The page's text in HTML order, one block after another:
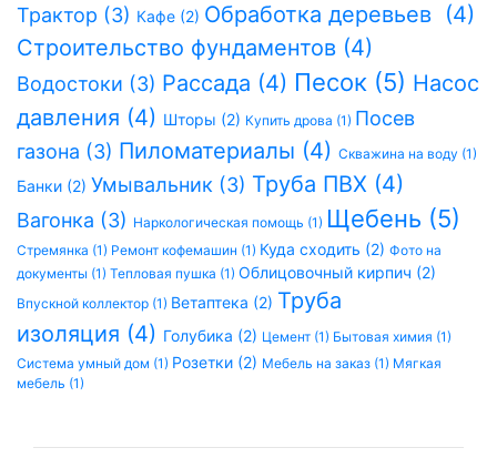
Трактор (3) Кафе (2) Обработка деревьев (4)
Строительство фундаментов (4)
Водостоки (3) Рассада (4) Песок (5) Насос
давления (4) Шторы (2) Купить дрова (1) Посев
газона (3) Пиломатериалы (4) Скважина на воду (1)
Банки (2) Умывальник (3) Труба ПВХ (4)
Вагонка (3) Наркологическая помощь (1) Щебень (5)
Стремянка (1) Ремонт кофемашин (1) Куда сходить (2) Фото на
документы (1) Тепловая пушка (1) Облицовочный кирпич (2)
Впускной коллектор (1) Ветаптека (2) Труба
изоляция (4) Голубика (2) Цемент (1) Бытовая химия (1)
Система умный дом (1) Розетки (2) Мебель на заказ (1) Мягкая
мебель (1)